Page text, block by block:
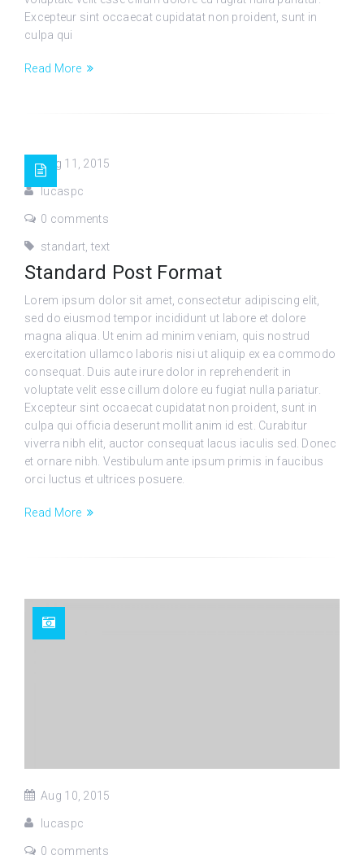
Excepteur sint occaecat cupidatat non proident, sunt in
culpa qui
Read More
Aug 11, 2015
lucaspc
0 comments
standart ,text
Standard Post Format
Lorem ipsum dolor sit amet, consectetur adipiscing elit,
sed do eiusmod tempor incididunt ut labore et dolore
magna aliqua. Ut enim ad minim veniam, quis nostrud
exercitation ullamco laboris nisi ut aliquip ex ea commodo
consequat. Duis aute irure dolor in reprehenderit in
voluptate velit esse cillum dolore eu fugiat nulla pariatur.
Excepteur sint occaecat cupidatat non proident, sunt in
culpa qui officia deserunt mollit anim id est. Curabitur
viverra nibh elit, auctor consequat lacus iaculis sed. Donec
et ornare nibh. Vestibulum ante ipsum primis in faucibus
orci luctus et ultrices posuere.
Read More
Aug 10, 2015
lucaspc
0 comments